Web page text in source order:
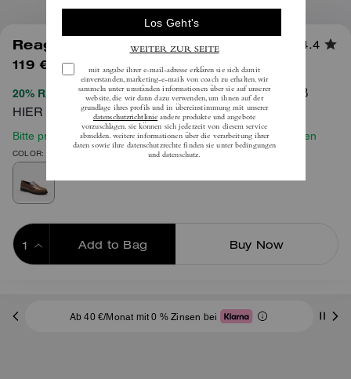
Reagan Loafer 4.4
119 € 295 €
20% RABATT BEIM CHECKOUT VOLLSTÄNDIGE AGB
HIER
Bitte prüfen Sie vor Ihrer Bestellung unseren Größenleitfaden
COLOR: Dunkler Stein
Add to Bag Buy Now
Ab 40 €/Monat mit 0 % Zinsen bei